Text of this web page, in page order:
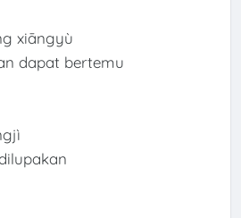
xiāngyù
dapat bertemu